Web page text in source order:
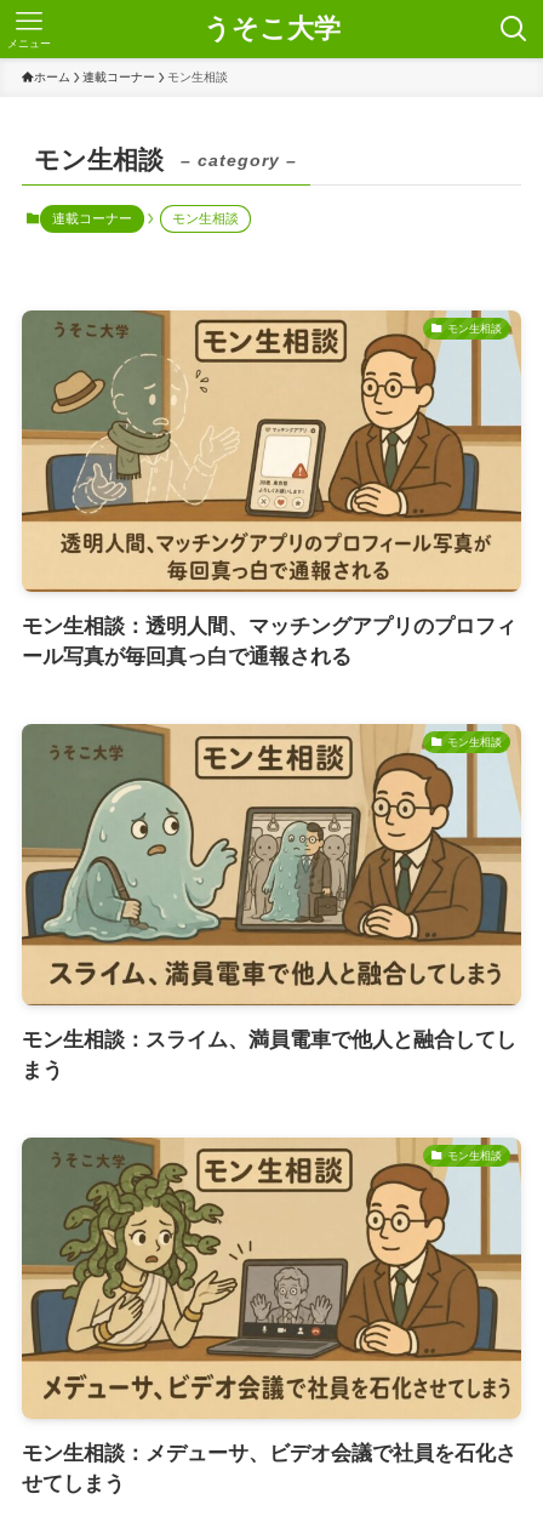
うそこ大学
メニュー
ホーム 連載コーナー モン生相談
モン生相談 – category –
連載コーナー モン生相談
モン生相談
モン生相談：透明人間、マッチングアプリのプロフィ
ール写真が毎回真っ白で通報される
モン生相談
モン生相談：スライム、満員電車で他人と融合してし
まう
モン生相談
モン生相談：メデューサ、ビデオ会議で社員を石化さ
せてしまう